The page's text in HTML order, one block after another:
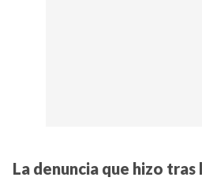
La denuncia que hizo